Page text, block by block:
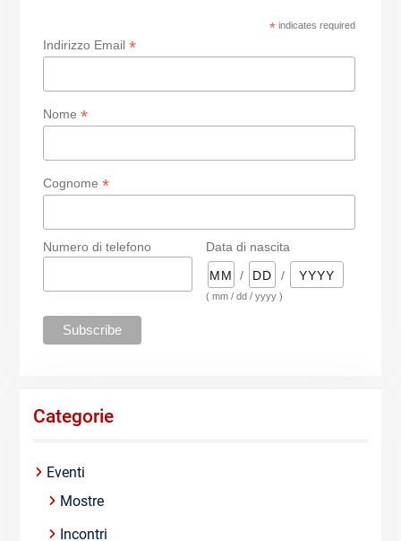
*indicates required
Indirizzo Email *
Nome *
Cognome *
Numero di telefono
Data di nascita
/
/
( mm / dd / yyyy )
Categorie
Eventi
Mostre
Incontri